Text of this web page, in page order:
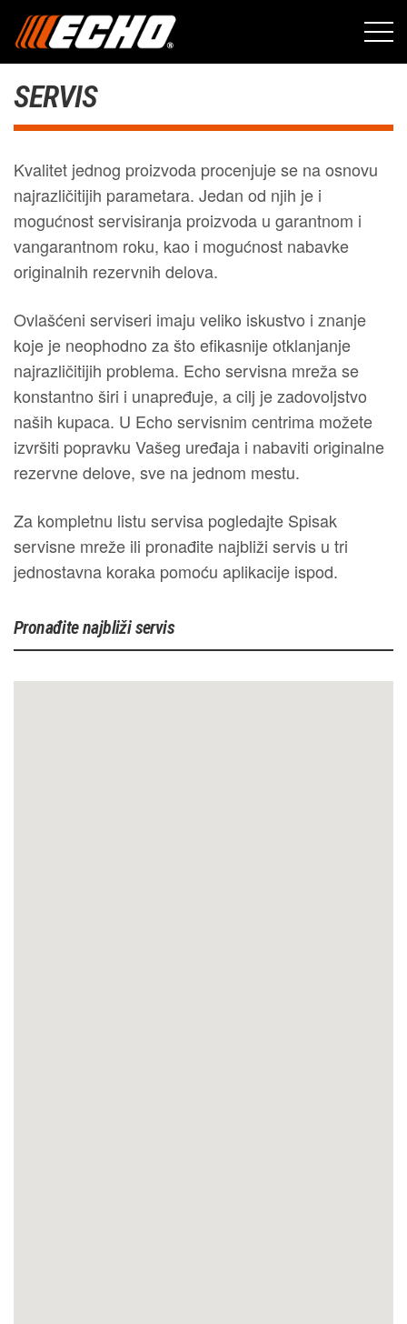
SERVIS
Kvalitet jednog proizvoda procenjuje se na osnovu
najrazličitijih parametara. Jedan od njih je i
mogućnost servisiranja proizvoda u garantnom i
vangarantnom roku, kao i mogućnost nabavke
originalnih rezervnih delova.
Ovlašćeni serviseri imaju veliko iskustvo i znanje
koje je neophodno za što efikasnije otklanjanje
najrazličitijih problema. Echo servisna mreža se
konstantno širi i unapređuje, a cilj je zadovoljstvo
naših kupaca. U Echo servisnim centrima možete
izvršiti popravku Vašeg uređaja i nabaviti originalne
rezervne delove, sve na jednom mestu.
Za kompletnu listu servisa pogledajte Spisak
servisne mreže ili pronađite najbliži servis u tri
jednostavna koraka pomoću aplikacije ispod.
Pronađite najbliži servis